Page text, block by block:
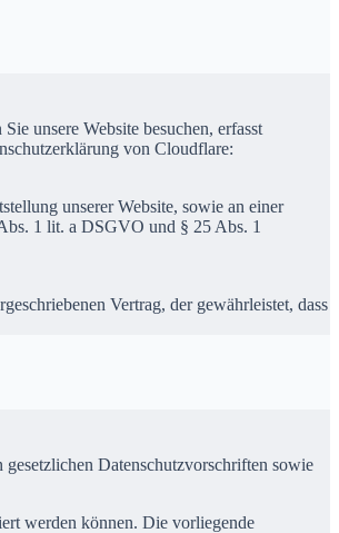
unsere Website besuchen, erfasst
von Cloudflare:
unserer Website, sowie an einer
1 lit. a DSGVO und § 25 Abs. 1
Vertrag, der gewährleistet, dass
Datenschutzvorschriften sowie
werden können. Die vorliegende